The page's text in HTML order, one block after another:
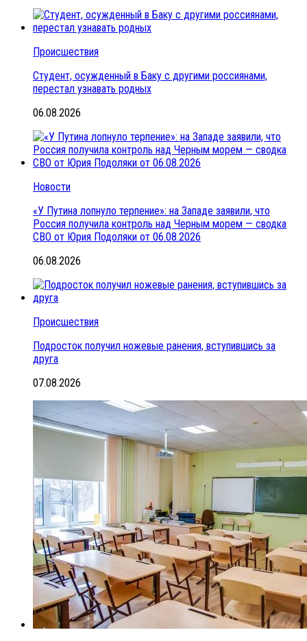
Происшествия
Студент, осужденный в Баку с другими россиянами,
перестал узнавать родных
06.08.2026
Новости
«У Путина лопнуло терпение»: на Западе заявили, что
Россия получила контроль над Черным морем — сводка
СВО от Юрия Подоляки от 06.08.2026
06.08.2026
Происшествия
Подросток получил ножевые ранения, вступившись за
друга
07.08.2026